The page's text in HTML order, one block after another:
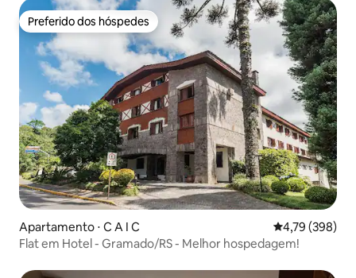
Preferido dos hóspedes
Preferido dos hóspedes
Apartamento ⋅ C A I C 4,79 de uma
4,79 (398)
Flat em Hotel - Gramado/RS - Melhor hospedagem!